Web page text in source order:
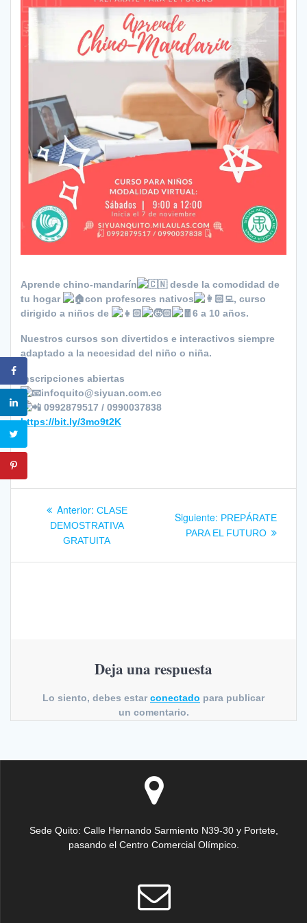
Aprende chino-mandarín
desde la comodidad de
tu hogar
con profesores nativos
, curso
dirigido a niños de
6 a 10 años.
Nuestros cursos son divertidos e interactivos siempre
adaptado a la necesidad del niño o niña.
Inscripciones abiertas
infoquito@siyuan.com.ec
0992879517 / 0990037838
https://bit.ly/3mo9t2K
Navegación
entradas
Anterior: Entrada
anterior:
CLASE
DEMOSTRATIVA
GRATUITA
Siguiente: Siguiente
entrada:
PREPÁRATE
PARA EL FUTURO
Deja una respuesta
Lo siento, debes estar conectado para publicar
un comentario.
Sede Quito: Calle Hernando Sarmiento N39-30 y Portete,
pasando el Centro Comercial Olímpico.